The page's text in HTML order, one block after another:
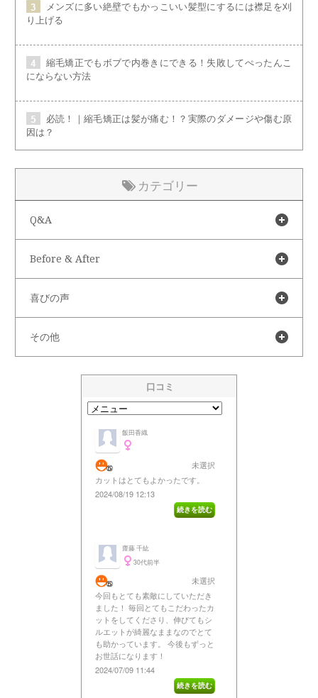
メンズに多い絶壁でもかっこいい髪型にするには襟足を刈
り上げる
縮毛矯正でもボブで内巻きにできる！失敗してぺったんこ
にならない方法
必読！｜縮毛矯正は髪が痛む！？実際のダメージや傷む原
因は？
カテゴリー
Q&A
Before & After
喜びの声
その他